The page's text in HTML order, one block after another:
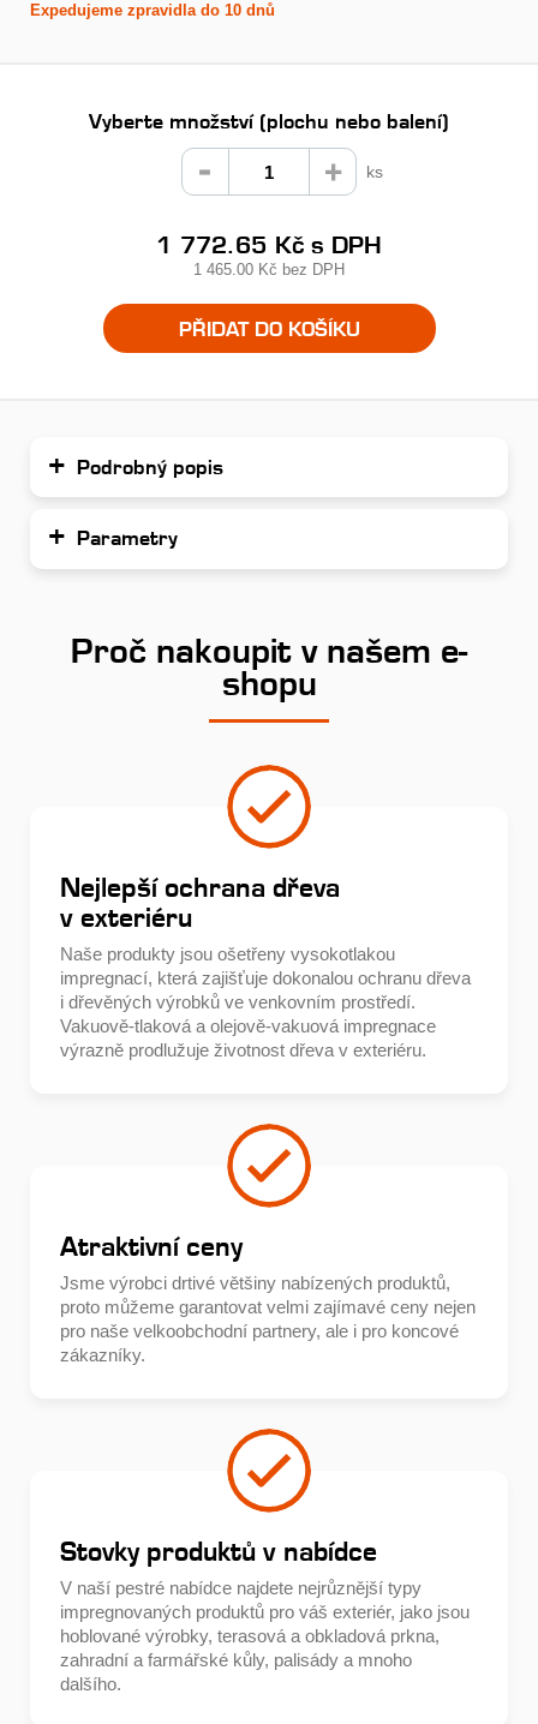
Expedujeme zpravidla do 10 dnů
Vyberte množství (plochu nebo balení)
ks
1 772.65 Kč s DPH
1 465.00 Kč bez DPH
PŘIDAT DO KOŠÍKU
Podrobný popis
Parametry
Proč nakoupit v našem e-
shopu
Nejlepší ochrana dřeva
v exteriéru
Naše produkty jsou ošetřeny vysokotlakou
impregnací, která zajišťuje dokonalou ochranu dřeva
i dřevěných výrobků ve venkovním prostředí.
Vakuově-tlaková a olejově-vakuová impregnace
výrazně prodlužuje životnost dřeva v exteriéru.
Atraktivní ceny
Jsme výrobci drtivé většiny nabízených produktů,
proto můžeme garantovat velmi zajímavé ceny nejen
pro naše velkoobchodní partnery, ale i pro koncové
zákazníky.
Stovky produktů v nabídce
V naší pestré nabídce najdete nejrůznější typy
impregnovaných produktů pro váš exteriér, jako jsou
hoblované výrobky, terasová a obkladová prkna,
zahradní a farmářské kůly, palisády a mnoho
dalšího.